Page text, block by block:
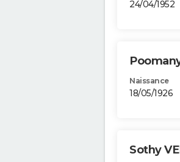
24/04/1952
Naissance
18/05/1926
Sothy